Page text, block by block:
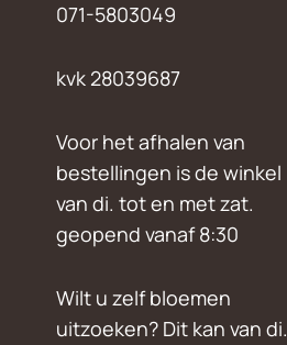
071-5803049
kvk 28039687
Voor het afhalen van
bestellingen is de winkel
van di. tot en met zat.
geopend vanaf 8:30
Wilt u zelf bloemen
uitzoeken? Dit kan van di.